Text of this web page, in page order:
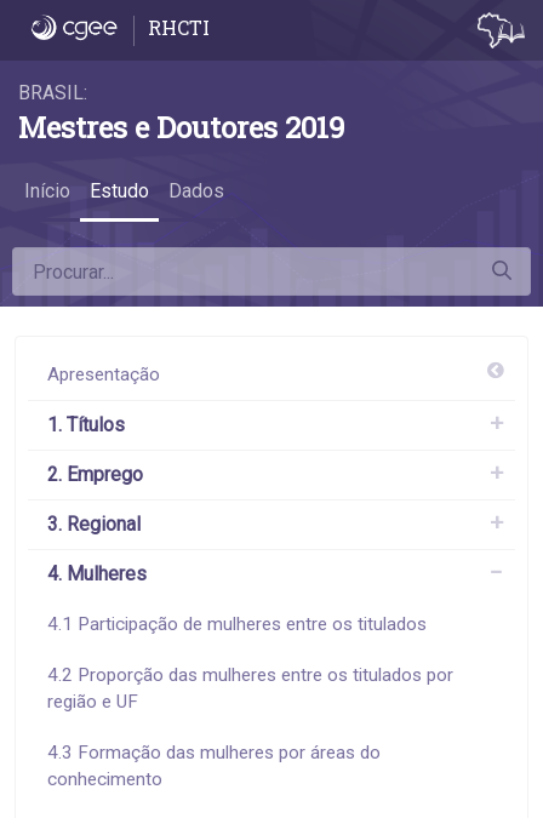
4.7 Diferença da remuneração das
RHCTI
BRASIL:
Mestres e Doutores 2019
Início Estudo Dados
Apresentação
1. Títulos
2. Emprego
3. Regional
4. Mulheres
4.1 Participação de mulheres entre os titulados
4.2 Proporção das mulheres entre os titulados por
região e UF
4.3 Formação das mulheres por áreas do
conhecimento